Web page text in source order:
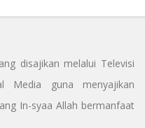
disajikan melalui Televisi
Media guna menyajikan
In-syaa Allah bermanfaat